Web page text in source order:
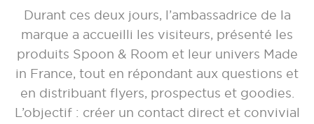
Durant ces deux jours, l’ambassadrice de la
marque a accueilli les visiteurs, présenté les
produits Spoon & Room et leur univers Made
in France, tout en répondant aux questions et
en distribuant flyers, prospectus et goodies.
L’objectif : créer un contact direct et convivial